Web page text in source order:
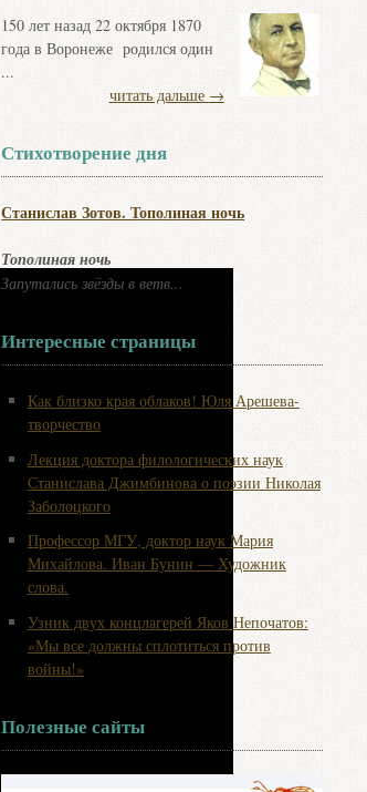
150 лет назад 22 октября 1870
года в Воронеже родился один
...
читать дальше →
Стихотворение дня
Станислав Зотов. Тополиная ночь
Тополиная ночь
Запутались звёзды в ветв...
Интересные страницы
Как близко края облаков! Юля Арешева-
творчество
Лекция доктора филологических наук
Станислава Джимбинова о поэзии Николая
Заболоцкого
Профессор МГУ, доктор наук Мария
Михайлова. Иван Бунин — Художник
слова.
Узник двух концлагерей Яков Непочатов:
«Мы все должны сплотиться против
войны!»
Полезные сайты